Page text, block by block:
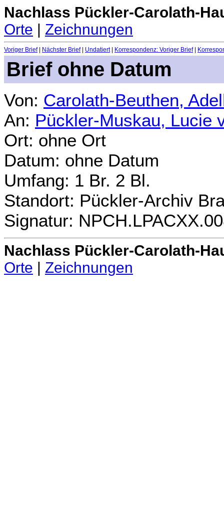
Nachlass Pückler-Carolath-
Orte | Zeichnungen
Voriger Brief| Nächster Brief| Undatiert| Korrespondenz: Voriger Brief|
Brief ohne Datum
Von: Carolath-Beuthen,
An: Pückler-Muskau, Lucie
Ort: ohne Ort
Datum: ohne Datum
Umfang: 1 Br. 2 Bl.
Standort: Pückler-Archiv
Signatur:
Nachlass Pückler-Carolath-
Orte
Zeichnungen